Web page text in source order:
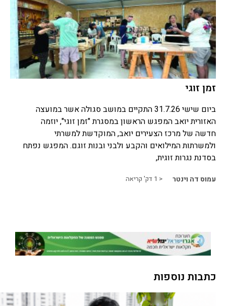
זמן זוגי
ביום שישי 31.7.26 התקיים במושב סגולה אשר במועצה
האזורית יואב המפגש הראשון במסגרת "זמן זוגי", יוזמה
חדשה של מרכז הצעירים יואב, המוקדשת למשרתי
ולמשרתות המילואים והקבע ולבני ובנות זוגם. המפגש נפתח
בסדנת נגרות זוגית,
עמוס דה וינטר < 1 דק' קריאה
כתבות נוספות